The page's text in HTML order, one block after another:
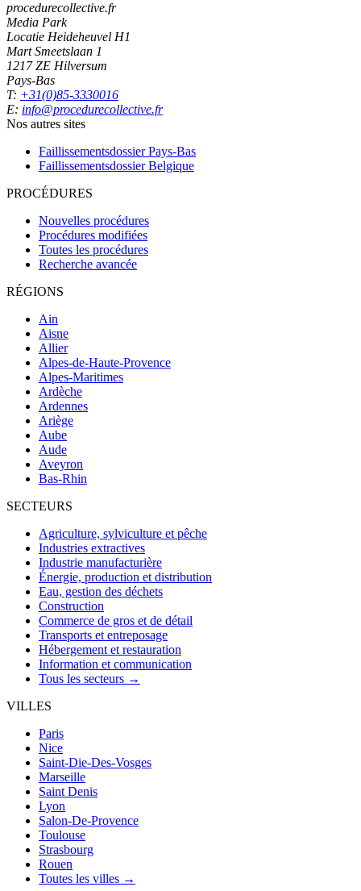
procedurecollective.fr
Media Park
Locatie Heideheuvel H1
Mart Smeetslaan 1
1217 ZE Hilversum
Pays-Bas
T: +31(0)85-3330016
E: info@procedurecollective.fr
Nos autres sites
Faillissementsdossier Pays-Bas
Faillissementsdossier Belgique
PROCÉDURES
Nouvelles procédures
Procédures modifiées
Toutes les procédures
Recherche avancée
RÉGIONS
Ain
Aisne
Allier
Alpes-de-Haute-Provence
Alpes-Maritimes
Ardèche
Ardennes
Ariège
Aube
Aude
Aveyron
Bas-Rhin
SECTEURS
Agriculture, sylviculture et pêche
Industries extractives
Industrie manufacturière
Énergie, production et distribution
Eau, gestion des déchets
Construction
Commerce de gros et de détail
Transports et entreposage
Hébergement et restauration
Information et communication
Tous les secteurs →
VILLES
Paris
Nice
Saint-Die-Des-Vosges
Marseille
Saint Denis
Lyon
Salon-De-Provence
Toulouse
Strasbourg
Rouen
Toutes les villes →